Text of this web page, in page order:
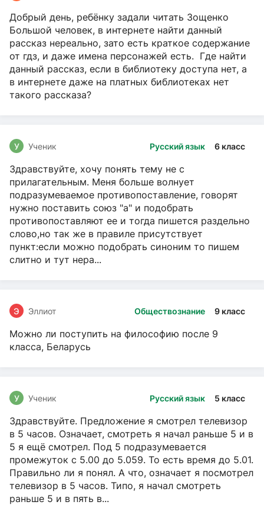
Добрый день, ребёнку задали читать Зощенко
Большой человек, в интернете найти данный
рассказ нереально, зато есть краткое содержание
от гдз, и даже имена персонажей есть. Где найти
данный рассказ, если в библиотеку доступа нет, а
в интернете даже на платных библиотеках нет
такого рассказа?
Русский язык 6 класс
У Ученик
Здравствуйте, хочу понять тему не с
прилагательным. Меня больше волнует
подразумеваемое противопоставление, говорят
нужно поставить союз "а" и подобрать
противопоставляют ее и тогда пишется раздельно
слово,но так же в правиле присутствует
пункт:если можно подобрать синоним то пишем
слитно и тут нера...
Обществознание 9 класс
Э Эллиот
Можно ли поступить на философию после 9
класса, Беларусь
Русский язык 5 класс
У Ученик
Здравствуйте. Предложение я смотрел телевизор
в 5 часов. Означает, смотреть я начал раньше 5 и в
5 я ещё смотрел. Под 5 подразумевается
промежуток с 5.00 до 5.059. То есть время до 5.01.
Правильно ли я понял. А что, означает я посмотрел
телевизор в 5 часов. Типо, я начал смотреть
раньше 5 и в пять в...